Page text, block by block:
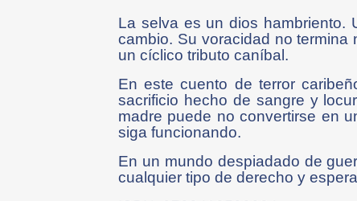
La selva es un dios hambriento.
cambio. Su voracidad no
un cíclico tributo caníbal.
En este cuento de terror
sacrificio hecho de sangre y
madre puede no convertirse en
siga funcionando.
En un mundo despiadado de
cualquier tipo de derecho y